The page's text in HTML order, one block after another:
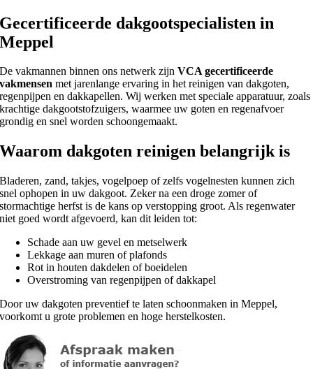
Gecertificeerde dakgootspecialisten in
Meppel
De vakmannen binnen ons netwerk zijnVCA gecertificeerde
vakmensen met jarenlange ervaring in het reinigen van dakgoten,
regenpijpen en dakkapellen. Wij werken met speciale apparatuur, zoals
krachtige dakgootstofzuigers, waarmee uw goten en regenafvoer
grondig en snel worden schoongemaakt.
Waarom dakgoten reinigen belangrijk is
Bladeren, zand, takjes, vogelpoep of zelfs vogelnesten kunnen zich
snel ophopen in uw dakgoot. Zeker na een droge zomer of
stormachtige herfst is de kans op verstopping groot. Als regenwater
niet goed wordt afgevoerd, kan dit leiden tot:
Schade aan uw gevel en metselwerk
Lekkage aan muren of plafonds
Rot in houten dakdelen of boeidelen
Overstroming van regenpijpen of dakkapel
Door uw dakgoten preventief te laten schoonmaken in Meppel,
voorkomt u grote problemen en hoge herstelkosten.